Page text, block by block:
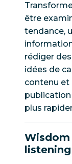
être
tendance,
rédiger
idées de
contenu
plus
Wisdom